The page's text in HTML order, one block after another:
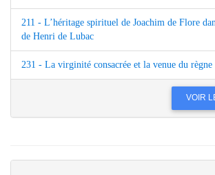
211 - L’héritage spirituel de Joachim de Flore
de Henri de Lubac
231 - La virginité consacrée et la venue du règne
VOIR